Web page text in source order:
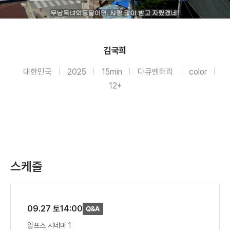
김국희
대한민국 2025 15min 다큐멘터리
color
12+
스케줄
09.27 토14:00
알프스 시네마 1